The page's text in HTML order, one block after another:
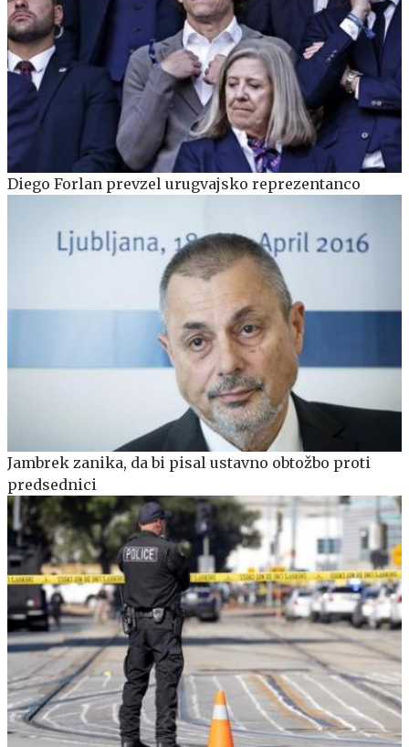
Diego Forlan prevzel urugvajsko reprezentanco
Jambrek zanika, da bi pisal ustavno obtožbo proti
predsednici